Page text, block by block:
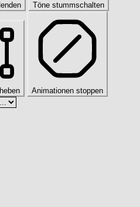
Töne stummschalten
Animationen stoppen